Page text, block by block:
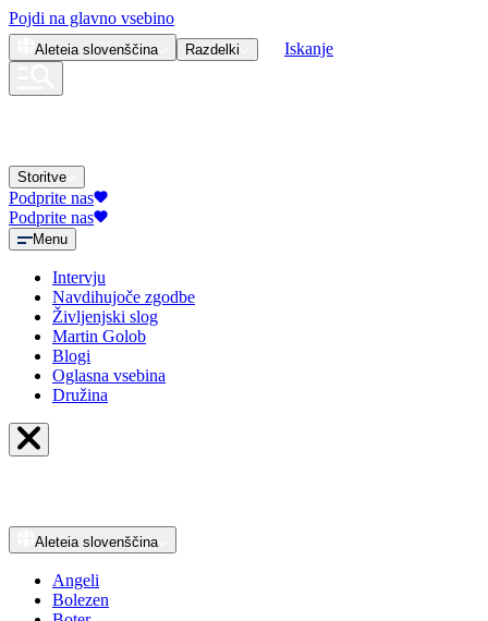
Pojdi na glavno vsebino
Aleteia slovenščina Razdelki Iskanje
Storitve
Podprite nas
Podprite nas
Menu
Intervju
Navdihujoče zgodbe
Življenjski slog
Martin Golob
Blogi
Oglasna vsebina
Družina
Aleteia slovenščina
Angeli
Bolezen